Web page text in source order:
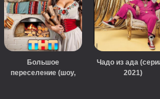
Большое
переселение (шоу,
Чадо из ада
2021)